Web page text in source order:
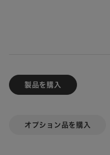
製品を購入
オプション品を購入